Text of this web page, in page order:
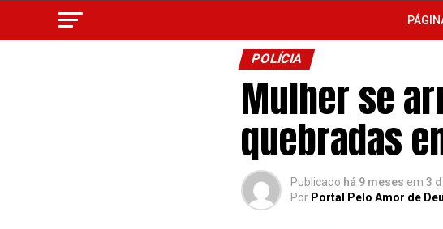
POLÍCIA
Mulher se
quebradas
Publicado há 9 meses em 3
Por Portal Pelo Amor de